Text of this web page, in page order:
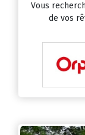
Vous
de vos